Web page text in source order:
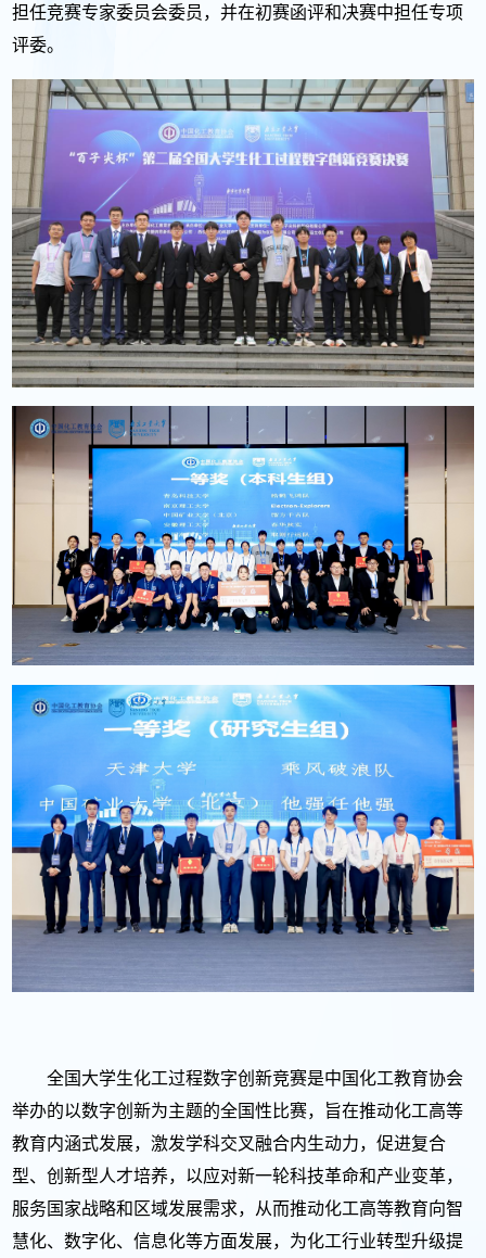
担任竞赛专家委员会委员，并在初赛函评和决赛中担任专项
评委。
全国大学生化工过程数字创新竞赛是中国化工教育协会
举办的以数字创新为主题的全国性比赛，旨在推动化工高等
教育内涵式发展，激发学科交叉融合内生动力，促进复合
型、创新型人才培养，以应对新一轮科技革命和产业变革，
服务国家战略和区域发展需求，从而推动化工高等教育向智
慧化、数字化、信息化等方面发展，为化工行业转型升级提